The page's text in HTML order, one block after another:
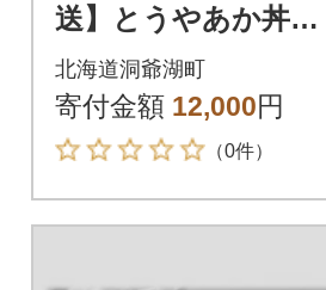
送】とうやあか丼の
具 100g×2袋入り 2
箱
北海道洞爺湖町
寄付金額 12,000円
（0件）